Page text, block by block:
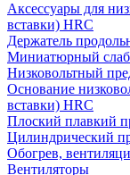
Аксессуары для
вставки) HRC
Держатель
Миниатюрный
Низковольтный
Основание
вставки) HRC
Плоский плавкий
Цилиндрический
Обогрев,
Вентиляторы